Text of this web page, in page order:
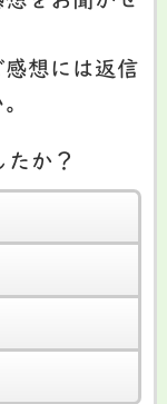
想には返信
か？